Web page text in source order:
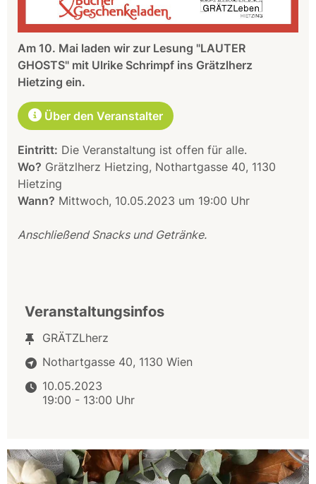
Am 10. Mai laden wir zur Lesung "LAUTER
GHOSTS" mit Ulrike Schrimpf ins Grätzlherz
Hietzing ein.
Über den Veranstalter
Eintritt: Die Veranstaltung ist offen für alle.
Wo? Grätzlherz Hietzing, Nothartgasse 40, 1130
Hietzing
Wann? Mittwoch, 10.05.2023 um 19:00 Uhr
Anschließend Snacks und Getränke.
Veranstaltungsinfos
GRÄTZLherz
Nothartgasse 40, 1130 Wien
10.05.2023
19:00 - 13:00 Uhr